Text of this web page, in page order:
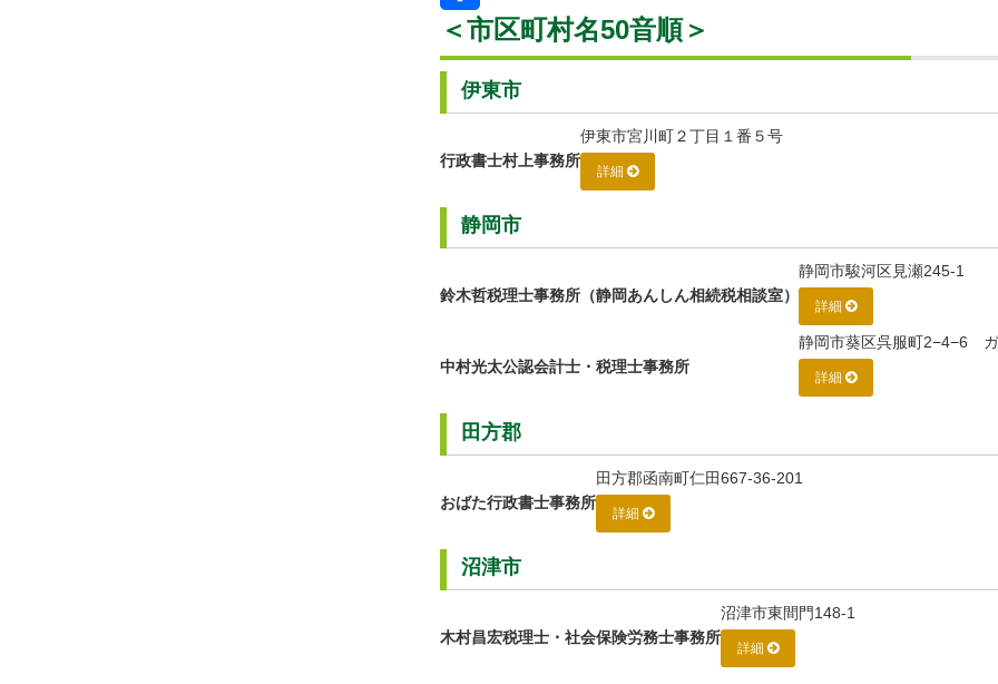
共
有
＜市区町村名50音順＞
伊東市
行政書士村上事務所
伊東市宮川町２丁目１番５号
詳細
静岡市
鈴木哲税理士事務所（静岡あんしん相続税相談室）
静岡市駿河区見瀬245-1
詳細
中村光太公認会計士・税理士事務所
静岡市葵区呉服町2−4−6
詳細
田方郡
おばた行政書士事務所
田方郡函南町仁田667-36-201
詳細
沼津市
木村昌宏税理士・社会保険労務士事務所
沼津市東間門148‐1
詳細